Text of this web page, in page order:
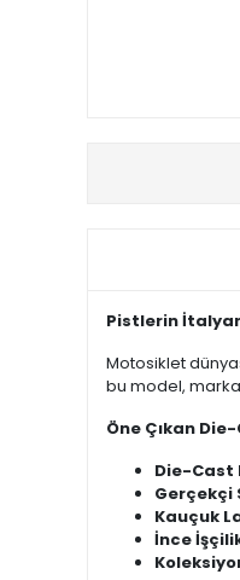
Pistlerin İtalyan
Motosiklet
bu model,
Öne Çıkan
Die-Cast
Gerçekçi
Kauçuk
İnce